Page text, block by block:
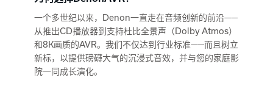
一个多世纪以来，Denon一直走在音频创新的前沿——
从推出CD播放器到支持杜比全景声（Dolby Atmos）
和8K画质的AVR。我们不仅达到行业标准——而且树立
新标，以提供磅礴大气的沉浸式音效，并与您的家庭影
院一同成长演化。